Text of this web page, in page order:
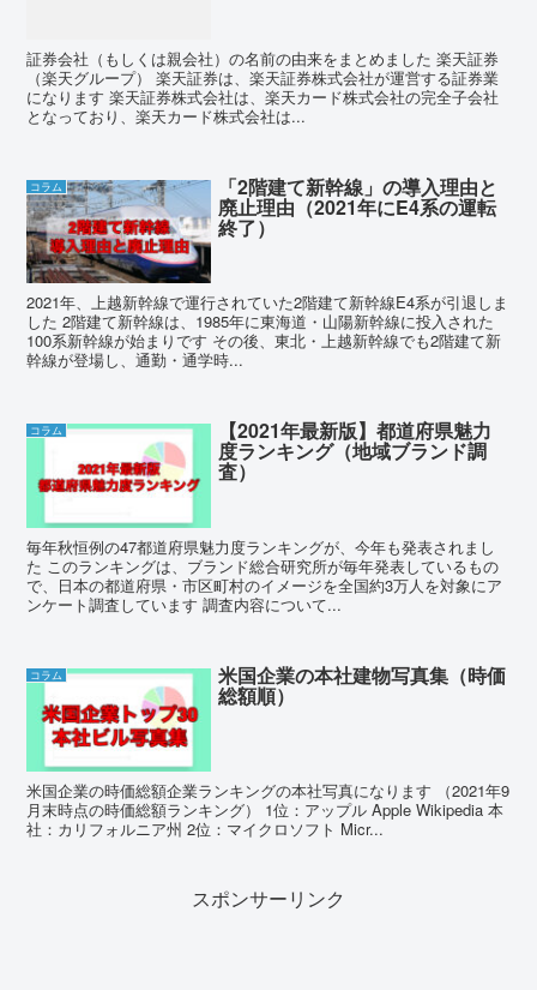
証券会社（もしくは親会社）の名前の由来をまとめました 楽天証券
（楽天グループ） 楽天証券は、楽天証券株式会社が運営する証券業
になります 楽天証券株式会社は、楽天カード株式会社の完全子会社
となっており、楽天カード株式会社は...
コラム 「2階建て新幹線」の導入理由と
廃止理由（2021年にE4系の運転
終了）
2021年、上越新幹線で運行されていた2階建て新幹線E4系が引退しま
した 2階建て新幹線は、1985年に東海道・山陽新幹線に投入された
100系新幹線が始まりです その後、東北・上越新幹線でも2階建て新
幹線が登場し、通勤・通学時...
コラム 【2021年最新版】都道府県魅力
度ランキング（地域ブランド調
査）
毎年秋恒例の47都道府県魅力度ランキングが、今年も発表されまし
た このランキングは、ブランド総合研究所が毎年発表しているもの
で、日本の都道府県・市区町村のイメージを全国約3万人を対象にア
ンケート調査しています 調査内容について...
コラム 米国企業の本社建物写真集（時価
総額順）
米国企業の時価総額企業ランキングの本社写真になります （2021年9
月末時点の時価総額ランキング） 1位：アップル Apple Wikipedia 本
社：カリフォルニア州 2位：マイクロソフト Micr...
スポンサーリンク